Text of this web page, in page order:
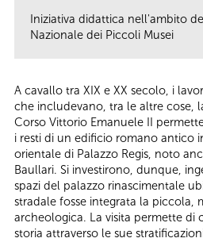
Iniziativa didattica nell'ambito
Nazionale dei Piccoli Musei
A cavallo tra XIX e XX secolo, i
che includevano, tra le altre cose,
Corso Vittorio Emanuele II
i resti di un edificio romano antico
orientale di Palazzo Regis, noto
Baullari. Si investirono, dunque,
spazi del palazzo rinascimentale
stradale fosse integrata la piccola,
archeologica. La visita permette di
storia attraverso le sue